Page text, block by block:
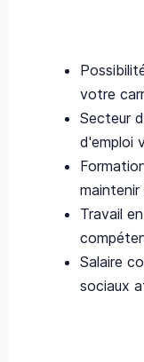
votre
Secteur
d'emploi
Travail
Salaire
sociaux